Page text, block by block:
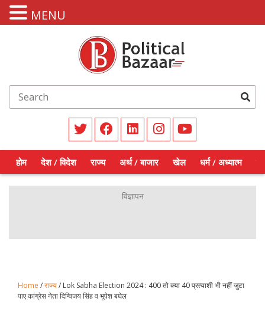
होम देश / विदेश राज्य अर्थ / बाजार खेल धर्म / अध्यात्म
Home /राज्य/ Lok Sabha Election 2024 : 400 तो क्या 40 प्रत्याशी भी नहीं जुटा
पाए कांग्रेस नेता दिग्विजय सिंह व भूपेश बघेल
MENU